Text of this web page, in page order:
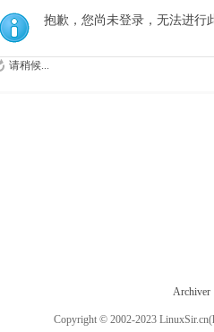
抱歉，您尚未登录，无法进行
请稍候...
Archiver
Copyright © 2002-2023 LinuxSir.cn